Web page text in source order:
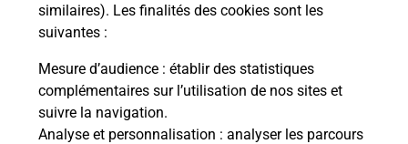
similaires). Les finalités des cookies sont les
suivantes :
Mesure d’audience : établir des statistiques
complémentaires sur l’utilisation de nos sites et
suivre la navigation.
Analyse et personnalisation : analyser les parcours
Comment demander une
modification de livraison ?
Comment La Poste participe-t-elle
à votre sécurité au quotidien ?